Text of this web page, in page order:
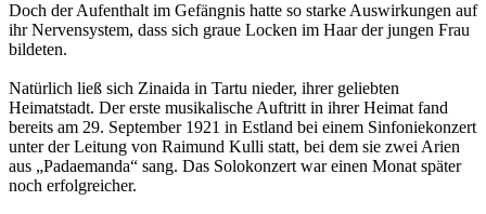
Doch der Aufenthalt im Gefängnis hatte so starke Auswirkungen auf
ihr Nervensystem, dass sich graue Locken im Haar der jungen Frau
bildeten.
Natürlich ließ sich Zinaida in Tartu nieder, ihrer geliebten
Heimatstadt. Der erste musikalische Auftritt in ihrer Heimat fand
bereits am 29. September 1921 in Estland bei einem Sinfoniekonzert
unter der Leitung von Raimund Kulli statt, bei dem sie zwei Arien
aus „Padaemanda“ sang. Das Solokonzert war einen Monat später
noch erfolgreicher.